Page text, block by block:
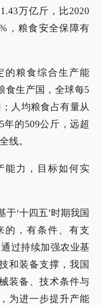
万亿斤，比2020
，粮食安全保障有
的粮食综合生产能
食生产国，全球每5
人均粮食占有量从
年的509公斤，远超
线。
能力，目标如何实
于‘十四五’时期我国
的，有条件、有支
过持续加强农业基
和装备支撑，我国
装备、技术条件与
为进一步提升产能